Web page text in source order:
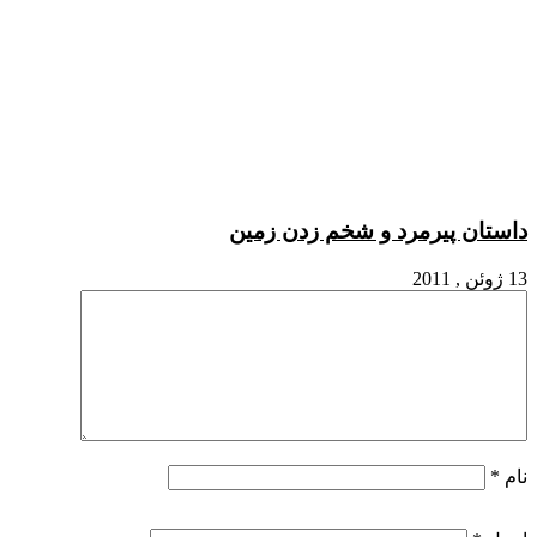
داستان پیرمرد و شخم زدن زمین
13 ژوئن , 2011
نام *